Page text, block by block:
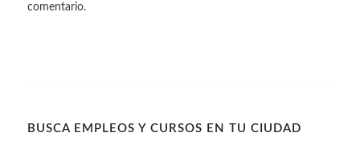
comentario.
BUSCA EMPLEOS Y CURSOS EN TU CIUDAD